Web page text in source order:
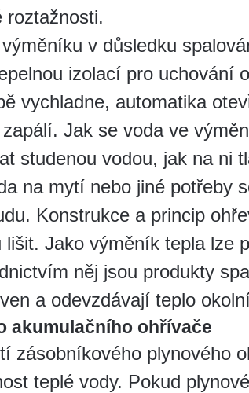
roztažnosti.
v důsledku
izolací pro uchování
vychladne, automatika
Jak se voda ve
studenou vodou, jak na ni
na mytí nebo jiné potřeby
Konstrukce a princip
lišit. Jako výměník tepla lze
něj jsou produkty
a odevzdávají teplo
akumulačního ohřívače
zásobníkového plynového
teplé vody. Pokud